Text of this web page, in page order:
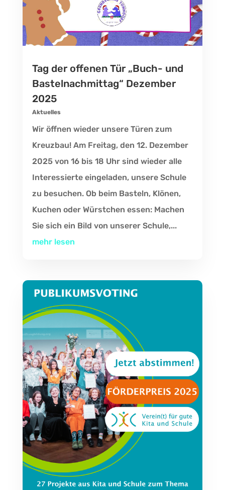
Tag der offenen Tür „Buch- und
Bastelnachmittag“ Dezember
2025
Aktuelles
Wir öffnen wieder unsere Türen zum
Kreuzbau! Am Freitag, den 12. Dezember
2025 von 16 bis 18 Uhr sind wieder alle
Interessierte eingeladen, unsere Schule
zu besuchen. Ob beim Basteln, Klönen,
Kuchen oder Würstchen essen: Machen
Sie sich ein Bild von unserer Schule,...
mehr lesen